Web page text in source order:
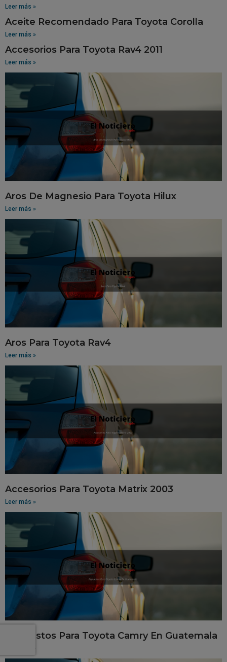
Leer más »
Aceite Recomendado Para Toyota Corolla
Leer más »
Accesorios Para Toyota Rav4 2011
Leer más »
Aros De Magnesio Para Toyota Hilux
Leer más »
Aros Para Toyota Rav4
Leer más »
Accesorios Para Toyota Matrix 2003
Leer más »
Repuestos Para Toyota Camry En Guatemala